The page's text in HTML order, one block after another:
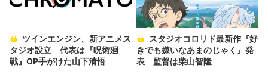
タジオ設立 代表は『呪術廻
戦』OP手がけた山下清悟
きでも嫌いなあまのじゃく』発
表 監督は柴山智隆